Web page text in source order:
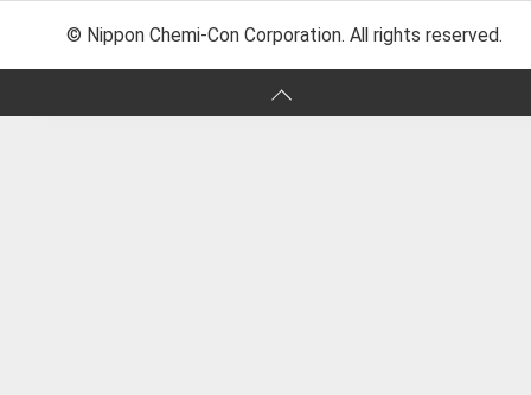
© Nippon Chemi-Con Corporation. All rights reserved.